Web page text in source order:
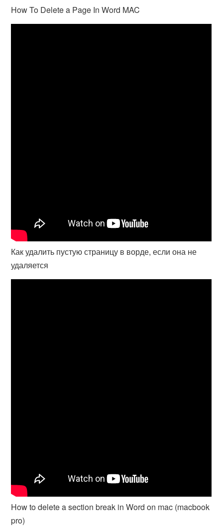
How To Delete a Page In Word MAC
Как удалить пустую страницу в ворде, если она не
удаляется
How to delete a section break in Word on mac (macbook
pro)